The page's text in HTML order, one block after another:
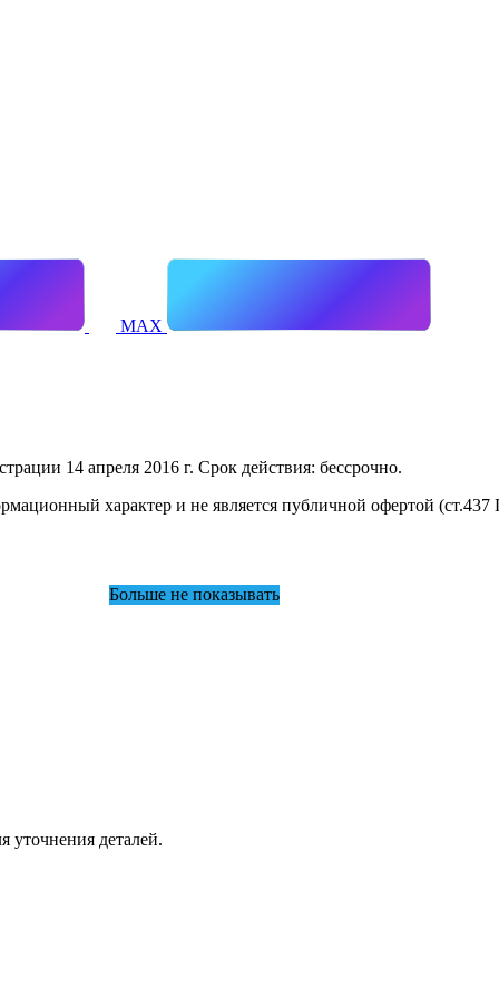
MAX
14 апреля 2016 г. Срок действия: бессрочно.
характер и не является публичной офертой
Больше не показывать
уточнения деталей.